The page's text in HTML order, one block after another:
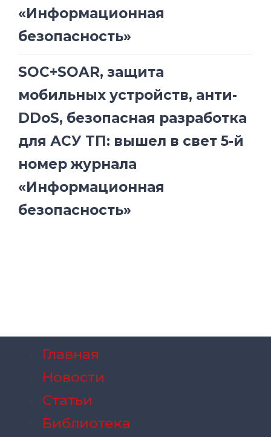
«Информационная
безопасность»
SOC+SOAR, защита
мобильных устройств, анти-
DDoS, безопасная разработка
для АСУ ТП: вышел в свет 5-й
номер журнала
«Информационная
безопасность»
Главная
Новости
Статьи
Библиотека